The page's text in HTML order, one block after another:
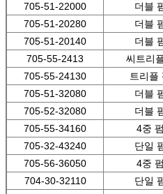
705-51-22000
더블
705-51-20280
더블
705-51-20140
더블
705-55-2413
씨트리
705-55-24130
트리플
705-51-32080
더블
705-52-32080
더블
705-55-34160
4중
705-32-43240
단일
705-56-36050
4중
704-30-32110
단일